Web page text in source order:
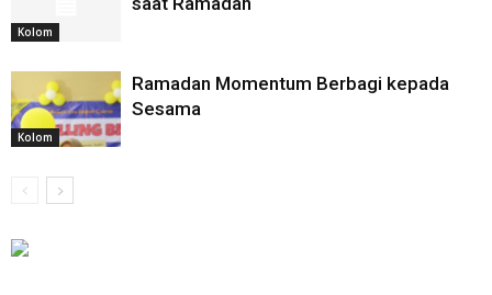
Kolom
Kolom
Ramadan Momentum Berbagi kepada
Sesama